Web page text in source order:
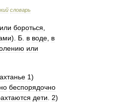
словарь
или бороться
). Б в воде в
или
1)
беспорядочно
дети 2)